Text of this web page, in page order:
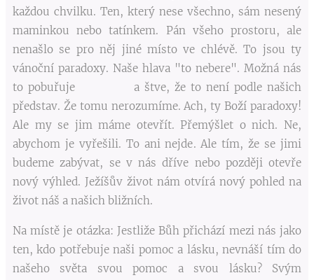
každou chvilku. Ten, který nese všechno, sám nesený
maminkou nebo tatínkem. Pán všeho prostoru, ale
nenašlo se pro něj jiné místo ve chlévě. To jsou ty
vánoční paradoxy. Naše hlava "to nebere". Možná nás
to pobuřuje a štve, že to není podle našich
představ. Že tomu nerozumíme. Ach, ty Boží paradoxy!
Ale my se jim máme otevřít. Přemýšlet o nich. Ne,
abychom je vyřešili. To ani nejde. Ale tím, že se jimi
budeme zabývat, se v nás dříve nebo později otevře
nový výhled. Ježíšův život nám otvírá nový pohled na
život náš a našich bližních.
Na místě je otázka: Jestliže Bůh přichází mezi nás jako
ten, kdo potřebuje naši pomoc a lásku, nevnáší tím do
našeho světa svou pomoc a svou lásku? Svým